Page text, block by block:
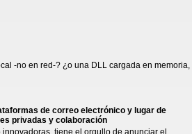
-no en red-? ¿o una DLL cargada en memoria,
de correo electrónico y lugar de
privadas y colaboración
tiene el orgullo de anunciar el